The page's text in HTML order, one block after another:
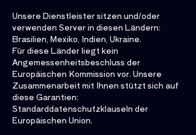
Unsere Dienstleister sitzen und/oder
verwenden Server in diesen Ländern:
Brasilien, Mexiko, Indien, Ukraine.
Für diese Länder liegt kein
Angemessenheitsbeschluss der
Europäischen Kommission vor. Unsere
Zusammenarbeit mit Ihnen stützt sich auf
diese Garantien:
Standarddatenschutzklauseln der
Europäischen Union.